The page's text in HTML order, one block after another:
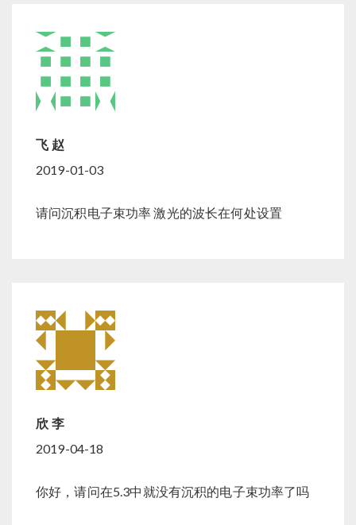
飞 赵
2019-01-03
请问沉积电子束功率 激光的波长在何处设置
欣 李
2019-04-18
你好，请问在5.3中就没有沉积的电子束功率了吗